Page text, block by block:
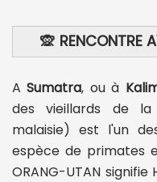
🙊 RENCONTRE
ASumatra, ou à
des vieillards de
malaisie) est l'un
espèce de primates
ORANG-UTAN